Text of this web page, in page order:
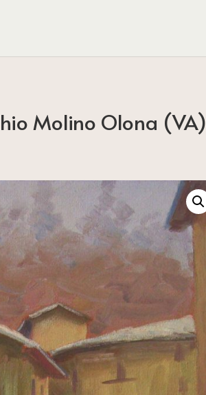
Molino Olona (VA)